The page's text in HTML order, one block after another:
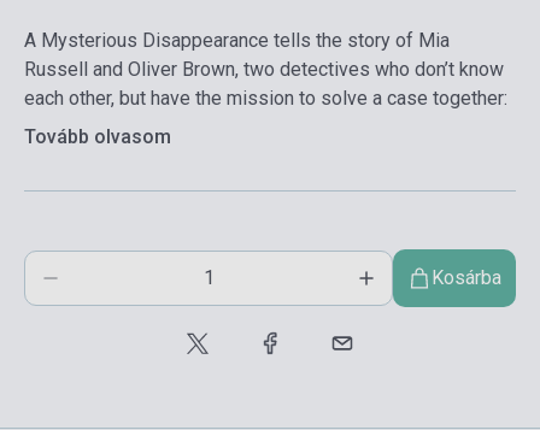
A Mysterious Disappearance tells the story of Mia
Russell and Oliver Brown, two detectives who don’t know
each other, but have the mission to solve a case together:
Tovább olvasom
Kosárba